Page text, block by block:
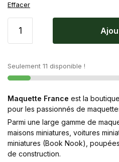
Effacer
Seulement 11 disponible !
Maquette France est la
pour les passionnés de
Parmi une large gamme de
maisons miniatures, voitures
miniatures (Book Nook),
de construction.